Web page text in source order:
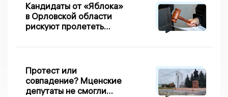
Кандидаты от «Яблока»
в Орловской области
рискуют пролететь
Протест или
совпадение? Мценские
депутаты не смогли